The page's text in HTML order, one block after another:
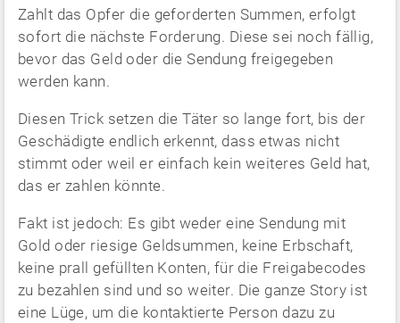
Zahlt das Opfer die geforderten Summen, erfolgt
sofort die nächste Forderung. Diese sei noch fällig,
bevor das Geld oder die Sendung freigegeben
werden kann.
Diesen Trick setzen die Täter so lange fort, bis der
Geschädigte endlich erkennt, dass etwas nicht
stimmt oder weil er einfach kein weiteres Geld hat,
das er zahlen könnte.
Fakt ist jedoch: Es gibt weder eine Sendung mit
Gold oder riesige Geldsummen, keine Erbschaft,
keine prall gefüllten Konten, für die Freigabecodes
zu bezahlen sind und so weiter. Die ganze Story ist
eine Lüge, um die kontaktierte Person dazu zu